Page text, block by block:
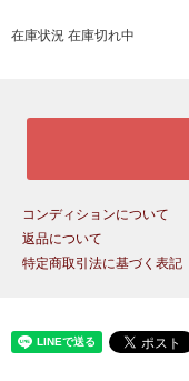
在庫状況 在庫切れ中
コンディションについて
返品について
特定商取引法に基づく表記